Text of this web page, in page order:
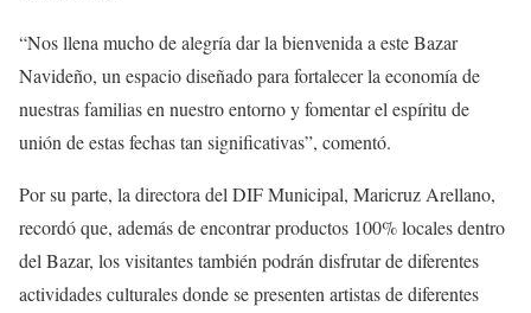
“Nos llena mucho de alegría dar la bienvenida a este Bazar
Navideño, un espacio diseñado para fortalecer la economía de
nuestras familias en nuestro entorno y fomentar el espíritu de
unión de estas fechas tan significativas”, comentó.
Por su parte, la directora del DIF Municipal, Maricruz Arellano,
recordó que, además de encontrar productos 100% locales dentro
del Bazar, los visitantes también podrán disfrutar de diferentes
actividades culturales donde se presenten artistas de diferentes